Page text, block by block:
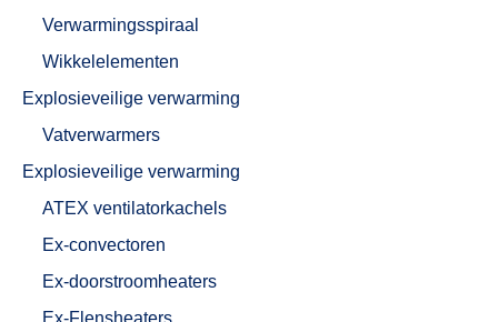
Verwarmingsspiraal
Wikkelelementen
Explosieveilige verwarming
Vatverwarmers
Explosieveilige verwarming
ATEX ventilatorkachels
Ex-convectoren
Ex-doorstroomheaters